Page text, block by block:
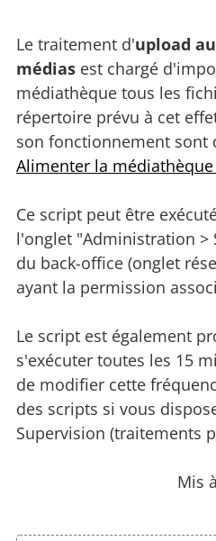
Le traitement d'upload
médias est chargé
médiathèque tous les
répertoire prévu à cet
son fonctionnement sont
Alimenter la médiathèque
Ce script peut être
l'onglet "Administration >
du back-office (onglet
ayant la permission
Le script est également
s'exécuter toutes les 15
de modifier cette
des scripts si vous
Supervision (traitements
Mis